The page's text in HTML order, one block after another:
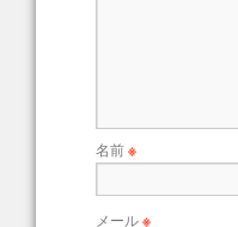
名前※
メール※